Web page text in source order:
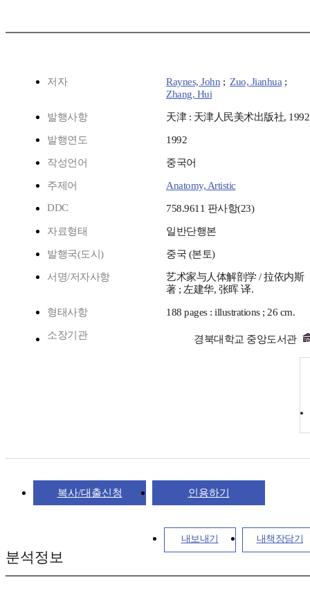
저자 Raynes, John ; Zuo, Jianhua;
Zhang, Hui
발행사항 天津 : 天津人民美术出版社, 1992
발행연도 1992
작성언어 중국어
주제어
Anatomy, Artistic
DDC
758.9611 판사항(23)
자료형태 일반단행본
발행국(도시) 중국 (본토)
서명/저자사항
艺术家与人体解剖学 / 拉依内斯
著 ; 左建华, 张晖 译.
형태사항 188 pages : illustrations ; 26 cm.
소장기관 경북대학교 중앙도서관
복사/대출신청 인용하기
내보내기 내책장담기
분석정보